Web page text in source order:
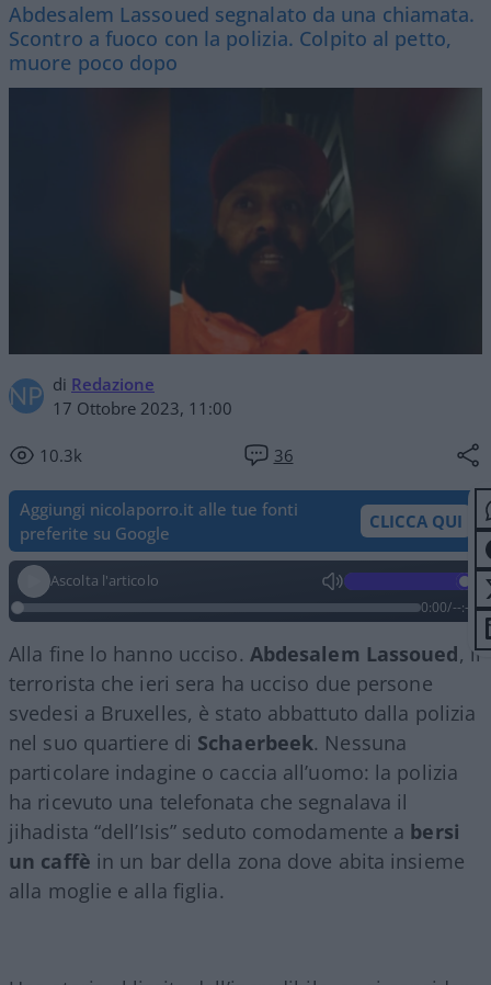
Abdesalem Lassoued segnalato da una chiamata.
Scontro a fuoco con la polizia. Colpito al petto,
muore poco dopo
di Redazione
17 Ottobre 2023, 11:00
10.3k 36
Aggiungi nicolaporro.it alle tue fonti
preferite su Google
CLICCA QUI
Ascolta l'articolo
0:00/--:--
Alla fine lo hanno ucciso. Abdesalem Lassoued, il
terrorista che ieri sera ha ucciso due persone
svedesi a Bruxelles, è stato abbattuto dalla polizia
nel suo quartiere di Schaerbeek. Nessuna
particolare indagine o caccia all’uomo: la polizia
ha ricevuto una telefonata che segnalava il
jihadista “dell’Isis” seduto comodamente a bersi
un caffè in un bar della zona dove abita insieme
alla moglie e alla figlia.